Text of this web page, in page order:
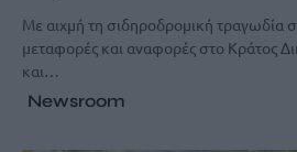
Με αιχμή τη σιδηροδρομική τραγωδία
μεταφορές και αναφορές στο Κράτος
και…
Newsroom